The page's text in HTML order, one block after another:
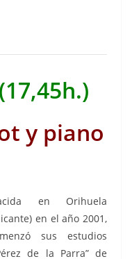
y piano
en Orihuela
en el año 2001,
sus estudios
de la Parra” de